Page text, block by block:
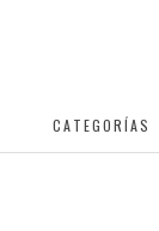
CATEGORÍAS